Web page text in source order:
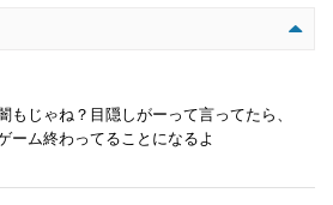
もじゃね？目隠しがーって言ってたら、
ーム終わってることになるよ